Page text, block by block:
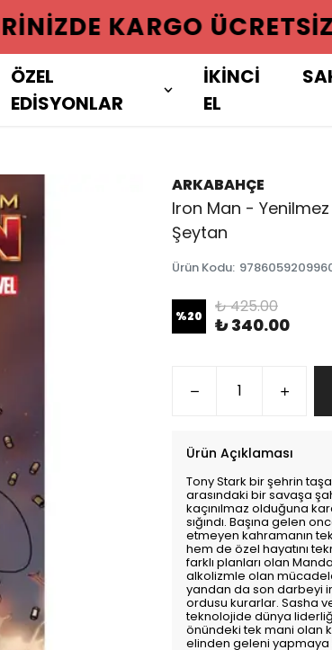
KARGO ÜCRETSIZ
ÖZEL
EDİSYONLAR
İKİNCİ
EL
ARKABAHÇE
Iron Man -
Şeytan
Ürün Kodu:
%20 ₺ 425.00
₺ 340.00
Ürün Açıklaması
Tony Stark bir şehrin
arasındaki bir savaşa
kaçınılmaz olduğuna
sığındı. Başına gelen
etmeyen kahramanın
hem de özel hayatını
farklı planları olan
alkolizmle olan
yandan da son darbeyi
ordusu kurarlar. Sasha
teknolojide dünya
önündeki tek mani olan
elinden geleni